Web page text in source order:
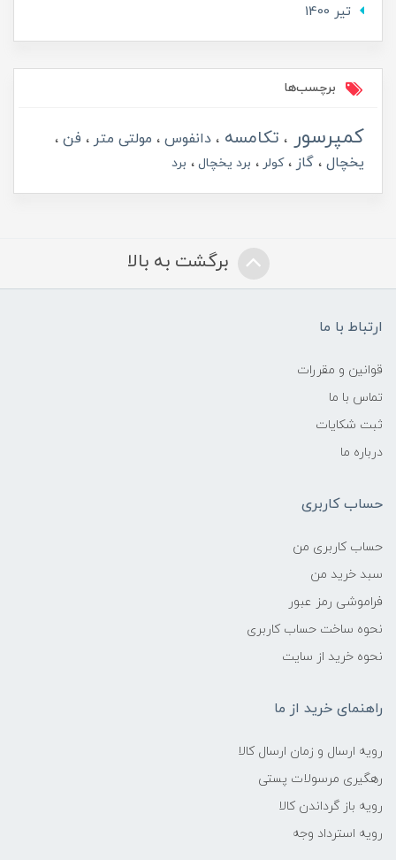
تير 1400
برچسب‌ها
کمپرسور تکامسه دانفوس مولتی متر
فن
یخچال
گاز کولر برد یخچال برد
برگشت به بالا
ارتباط با ما
قوانین و مقررات
تماس با ما
ثبت شکایات
درباره ما
حساب کاربری
حساب کاربری من
سبد خرید من
فراموشی رمز عبور
نحوه ساخت حساب کاربری
نحوه خرید از سایت
راهنمای خرید از ما
رویه ارسال و زمان ارسال کالا
رهگیری مرسولات پستی
رویه باز گرداندن کالا
رویه استرداد وجه